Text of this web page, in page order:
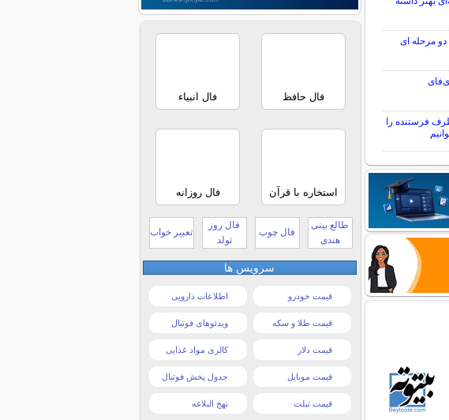
مرحله ای
فرستنده را
فال حافظ فال انبیاء
استخاره با قرآن فال روزانه
طالع بینی
هندی
فال چوب
فال روز
تولد
تعبیر خواب
سرویس ها
قیمت خودرو اطلاعات دارویی
قیمت طلا و سکه ویدئوهای فوتبال
قیمت دلار کالری مواد غذایی
قیمت موبایل جدول پخش فوتبال
قیمت تبلت نهج البلاغه